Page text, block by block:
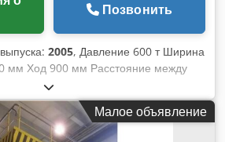
Позвонить
2005, Давление 600 т Ширина
мм Ход 900 мм Расстояние между
полностью поднятом ходе и
1600 мм Размер стола 2500 x 1730
в столе 250 т Ход вытяжной
Площадь вытяжной подушки в
Малое объявление